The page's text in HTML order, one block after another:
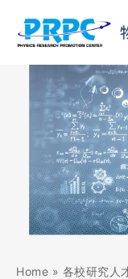
Home » 各校研究人